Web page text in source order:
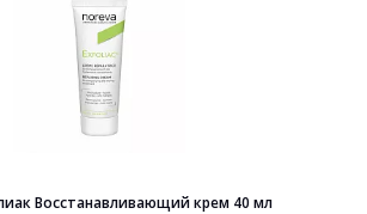
Восстанавливающий крем 40 мл